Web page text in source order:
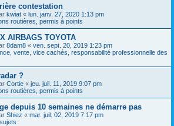
contestation
kwiat « lun. janv. 27, 2020 1:13 pm
routières, permis à points
AIRBAGS TOYOTA
8dam8 « ven. sept. 20, 2019 1:23 pm
vente, vice cachés, responsabilité professionnelle des
?
Cortie « jeu. juil. 11, 2019 9:07 pm
routières, permis à points
depuis 10 semaines ne démarre pas
Shiez « mar. juil. 02, 2019 7:17 pm